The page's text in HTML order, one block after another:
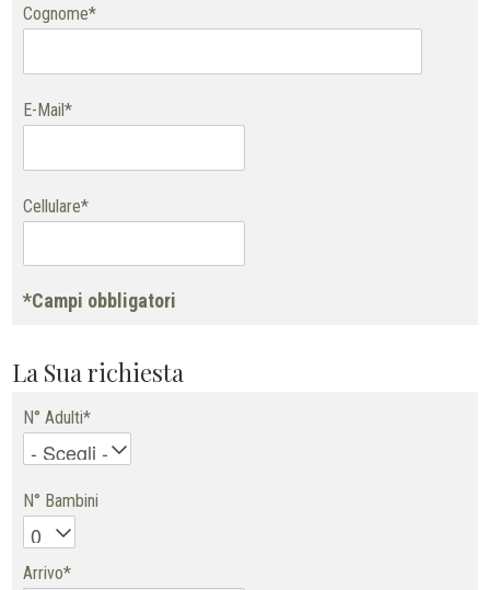
Cognome*
E-Mail*
Cellulare*
*Campi obbligatori
La Sua richiesta
N° Adulti*
N° Bambini
Arrivo*